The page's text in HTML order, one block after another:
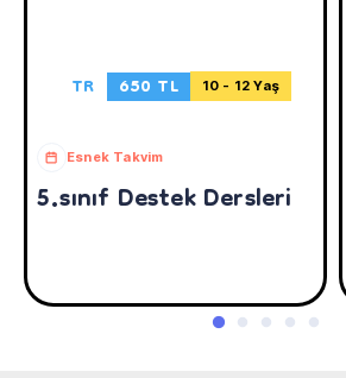
TR 650 TL 10 - 12 Yaş
Esnek Takvim
5.sınıf Destek Dersleri